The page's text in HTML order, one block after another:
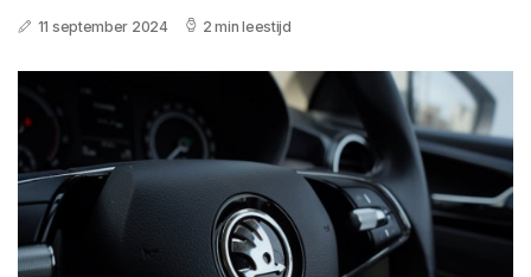
11 september 2024 2 min leestijd